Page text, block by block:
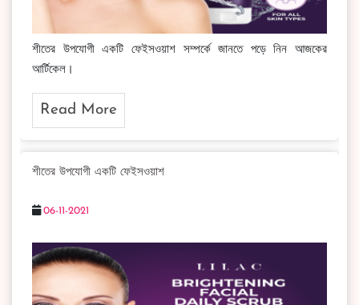
শীতের উপযোগী একটি ফেইসওয়াশ সম্পর্কে জানতে পড়ে নিন আজকের
আর্টিকেল।
Read More
শীতের উপযোগী একটি ফেইসওয়াশ
06-11-2021